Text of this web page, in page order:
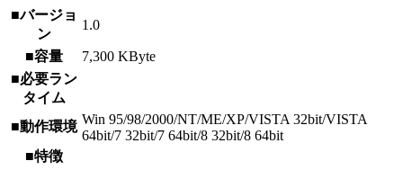
■バージョ
ン
1.0
■容量
7,300 KByte
■必要ラン
タイム
■動作環境 Win 95/98/2000/NT/ME/XP/VISTA 32bit/VISTA
64bit/7 32bit/7 64bit/8 32bit/8 64bit
■特徴